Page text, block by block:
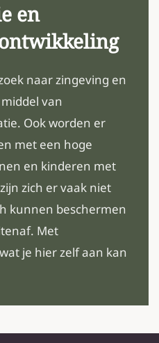
en
naar zingeving en
van
Ook worden er
met een hoge
en kinderen met
zich er vaak niet
kunnen beschermen
Met
je hier zelf aan kan